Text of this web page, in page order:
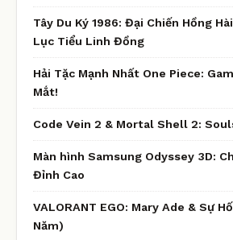
Tây Du Ký 1986: Đại Chiến Hồng
Lục Tiểu Linh Đồng
Hải Tặc Mạnh Nhất One Piece:
Mắt!
Code Vein 2 & Mortal Shell 2:
Màn hình Samsung Odyssey 3D:
Đỉnh Cao
VALORANT EGO: Mary Ade & Sự
Năm)